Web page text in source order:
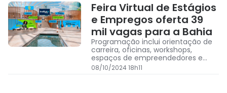
Feira Virtual de Estágios
e Empregos oferta 39
mil vagas para a Bahia
Programação inclui orientação de
carreira, oficinas, workshops,
espaços de empreendedores e
oportunidades de contato com
profissionais de RH
08/10/2024 18h11